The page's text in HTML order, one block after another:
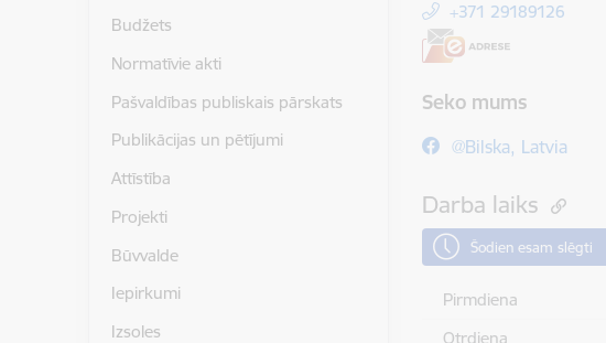
Budžets
Normatīvie akti
Pašvaldības publiskais pārskats
Publikācijas un pētījumi
Attīstība
Projekti
Būvvalde
Iepirkumi
Izsoles
+371 29189126
Seko mums
@Bilska, Latvia
Darba laiks
Šodien esam slēgti
Pirmdiena
Otrdiena